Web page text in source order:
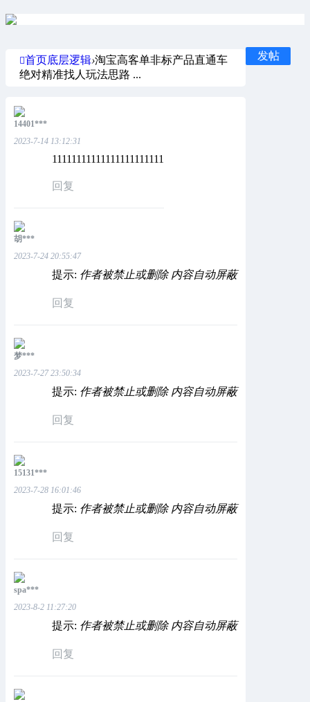
发帖
首页底层逻辑›淘宝高客单非标产品直通车
绝对精准找人玩法思路 ...
14401***
2023-7-14 13:12:31
11111111111111111111111
回复
胡***
2023-7-24 20:55:47
提示: 作者被禁止或删除 内容自动屏蔽
回复
梦***
2023-7-27 23:50:34
提示: 作者被禁止或删除 内容自动屏蔽
回复
15131***
2023-7-28 16:01:46
提示: 作者被禁止或删除 内容自动屏蔽
回复
spa***
2023-8-2 11:27:20
提示: 作者被禁止或删除 内容自动屏蔽
回复